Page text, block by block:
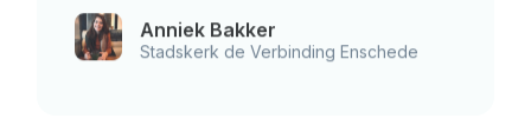
Anniek Bakker
Stadskerk de Verbinding Enschede